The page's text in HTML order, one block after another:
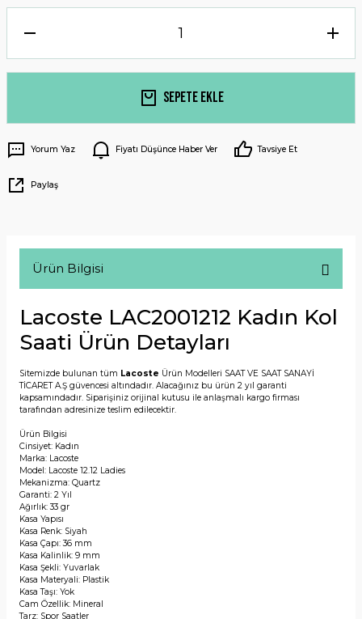
Sepete Ekle
Yorum Yaz Fiyatı Düşünce Haber Ver Tavsiye Et
Paylaş
Ürün Bilgisi
Lacoste LAC2001212 Kadın Kol
Saati Ürün Detayları
Sitemizde bulunan tüm Lacoste Ürün Modelleri SAAT VE SAAT SANAYİ
TİCARET A.Ş güvencesi altındadır. Alacağınız bu ürün 2 yıl garanti
kapsamındadır. Siparişiniz orijinal kutusu ile anlaşmalı kargo firması
tarafından adresinize teslim edilecektir.
Ürün Bilgisi
Cinsiyet: Kadın
Marka: Lacoste
Model: Lacoste 12.12 Ladies
Mekanizma: Quartz
Garanti: 2 Yıl
Ağırlık: 33 gr
Kasa Yapısı
Kasa Renk: Siyah
Kasa Çapı: 36 mm
Kasa Kalinlik: 9 mm
Kasa Şekli: Yuvarlak
Kasa Materyali: Plastik
Kasa Taşı: Yok
Cam Özellik: Mineral
Tarz: Spor Saatler